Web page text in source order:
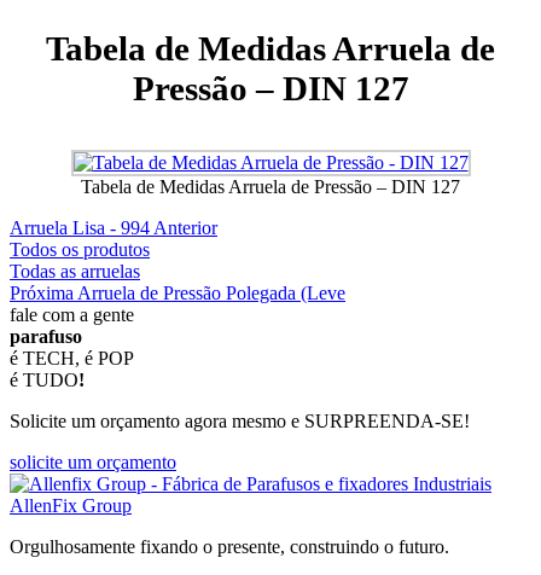
Tabela de Medidas Arruela de
Pressão – DIN 127
Tabela de Medidas Arruela de Pressão – DIN 127
Arruela Lisa - 994 Anterior
Todos os produtos
Todas as arruelas
Próxima Arruela de Pressão Polegada (Leve
fale com a gente
parafuso
é TECH, é POP
é TUDO!
Solicite um orçamento agora mesmo e SURPREENDA-SE!
solicite um orçamento
AllenFix Group
Orgulhosamente fixando o presente, construindo o futuro.